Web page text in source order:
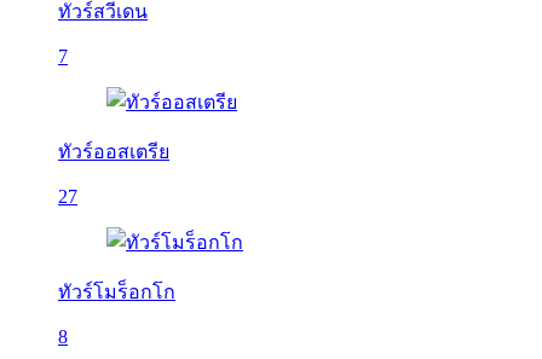
ทัวร์สวีเดน
7
ทัวร์ออสเตรีย
27
ทัวร์โมร็อกโก
8